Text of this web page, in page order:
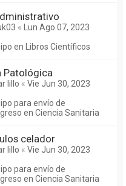
« Lun Ago 07, 2023
en Libros Científicos
Patológica
lillo « Vie Jun 30, 2023
para envío de
en Ciencia Sanitaria
celador
lillo « Vie Jun 30, 2023
para envío de
en Ciencia Sanitaria